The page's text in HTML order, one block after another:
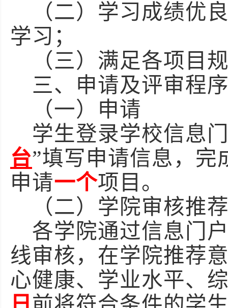
（二）学习成绩优
学习；
（三）满足各项目
三、申请及评审程
（一）申请
学生登录学校信息
台”填写申请信息，完
申请一个项目。
（二）学院审核推
各学院通过信息门
线审核，在学院推荐
心健康、学业水平、